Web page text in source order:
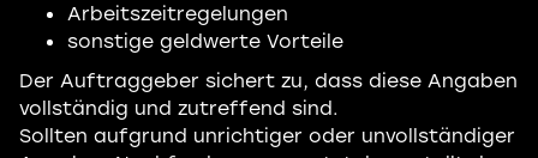
Arbeitszeitregelungen
sonstige geldwerte Vorteile
Der Auftraggeber sichert zu, dass diese Angaben
vollständig und zutreffend sind.
Sollten aufgrund unrichtiger oder unvollständiger